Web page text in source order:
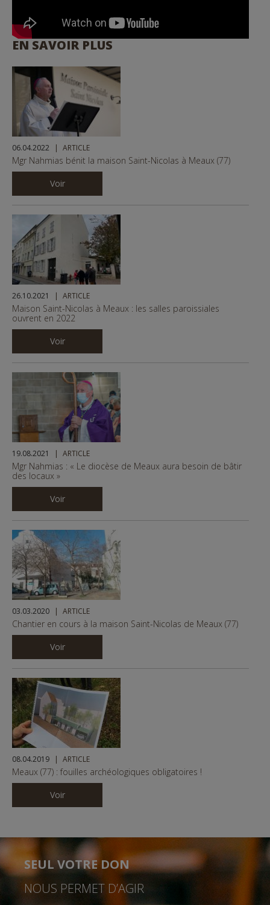
EN SAVOIR PLUS
06.04.2022 ARTICLE
Mgr Nahmias bénit la maison Saint-Nicolas à Meaux (77)
Voir
26.10.2021 ARTICLE
Maison Saint-Nicolas à Meaux : les salles paroissiales
ouvrent en 2022
Voir
19.08.2021 ARTICLE
Mgr Nahmias : « Le diocèse de Meaux aura besoin de bâtir
des locaux »
Voir
03.03.2020 ARTICLE
Chantier en cours à la maison Saint-Nicolas de Meaux (77)
Voir
08.04.2019 ARTICLE
Meaux (77) : fouilles archéologiques obligatoires !
Voir
SEUL VOTRE DON
NOUS PERMET D’AGIR